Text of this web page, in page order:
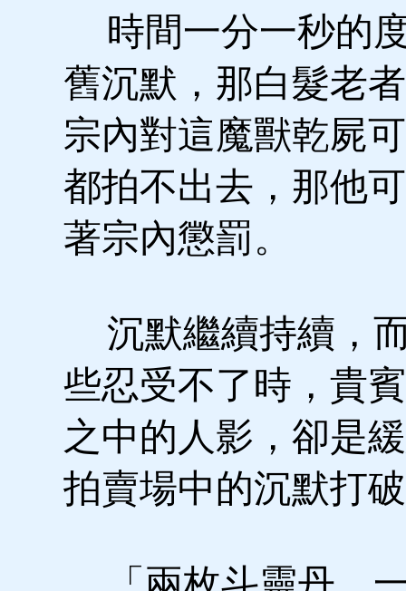
時間一分一秒的
舊沉默，那白髮老
宗內對這魔獸乾屍
都拍不出去，那他
著宗內懲罰。
沉默繼續持續，
些忍受不了時，貴
之中的人影，卻是
拍賣場中的沉默打